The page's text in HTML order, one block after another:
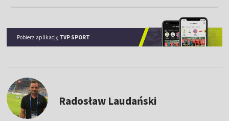
Pobierz aplikację TVP SPORT
Radosław Laudański